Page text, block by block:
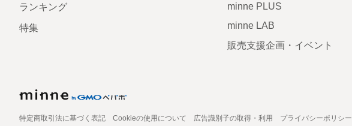
ランキング
特集
minne PLUS
minne LAB
販売支援企画・イベント
特定商取引法に基づく表記 Cookieの使用について 広告識別子の取得・利用 プライバシーポリシー